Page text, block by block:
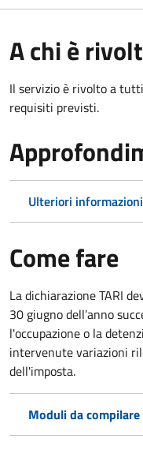
A chi è
Il servizio è rivolto a
requisiti previsti.
Ulteriori informazioni
Come fare
La dichiarazione TARI
30 giugnodell’anno
l'occupazione o la
intervenute variazioni
dell'imposta.
Moduli da